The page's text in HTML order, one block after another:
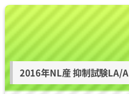
2016年NL産 抑制試験LA/A